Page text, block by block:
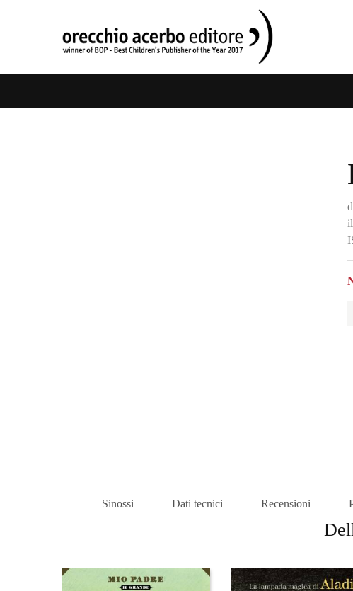
Sinossi Dati tecnici Recensioni